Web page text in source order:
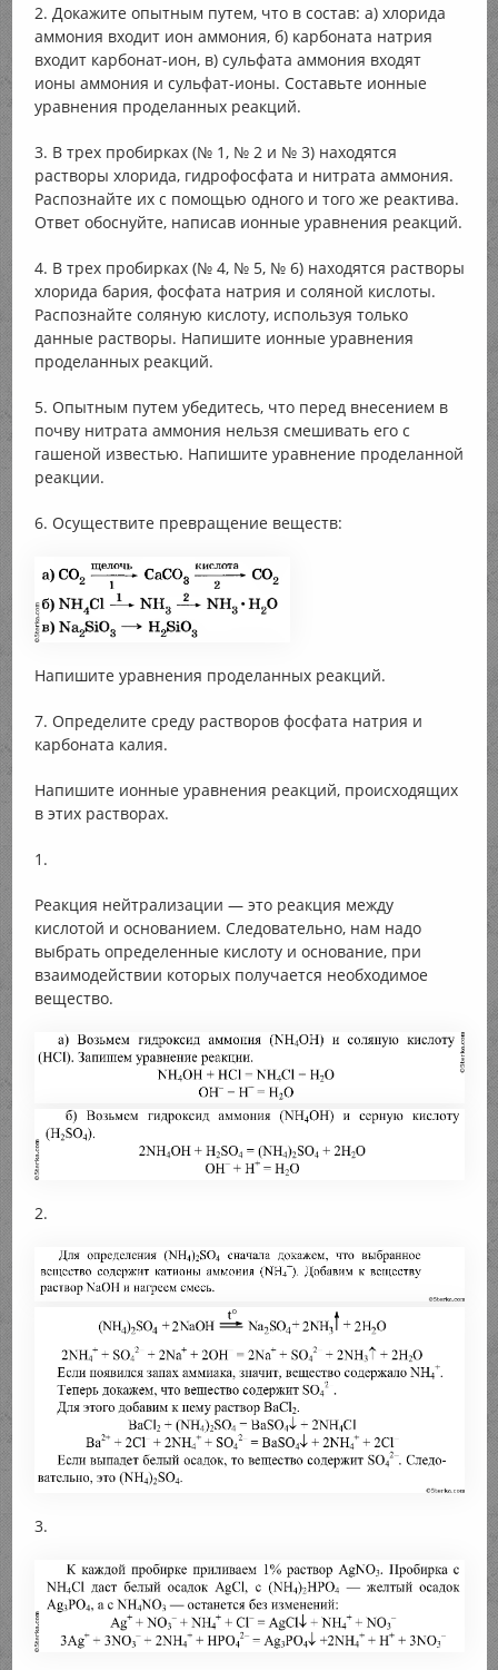
2. Докажите опытным путем, что в состав: а) хлорида
аммония входит ион аммония, б) карбоната натрия
входит карбонат-ион, в) сульфата аммония входят
ионы аммония и сульфат-ионы. Составьте ионные
уравнения проделанных реакций.
3. В трех пробирках (№ 1, № 2 и № 3) находятся
растворы хлорида, гидрофосфата и нитрата аммония.
Распознайте их с помощью одного и того же реактива.
Ответ обоснуйте, написав ионные уравнения реакций.
4. В трех пробирках (№ 4, № 5, № 6) находятся растворы
хлорида бария, фосфата натрия и соляной кислоты.
Распознайте соляную кислоту, используя только
данные растворы. Напишите ионные уравнения
проделанных реакций.
5. Опытным путем убедитесь, что перед внесением в
почву нитрата аммония нельзя смешивать его с
гашеной известью. Напишите уравнение проделанной
реакции.
6. Осуществите превращение веществ:
Напишите уравнения проделанных реакций.
7. Определите среду растворов фосфата натрия и
карбоната калия.
Напишите ионные уравнения реакций, происходящих
в этих растворах.
1.
Реакция нейтрализации — это реакция между
кислотой и основанием. Следовательно, нам надо
выбрать определенные кислоту и основание, при
взаимодействии которых получается необходимое
вещество.
2.
3.